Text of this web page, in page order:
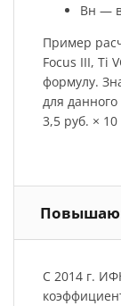
Вн —
Пример
Focus III, Ti
формулу.
для данного
3,5 руб. ×
С 2014 г.